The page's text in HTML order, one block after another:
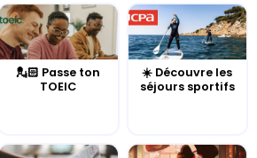
💂🏻 Passe ton
TOEIC
☀️ Découvre les
séjours sportifs